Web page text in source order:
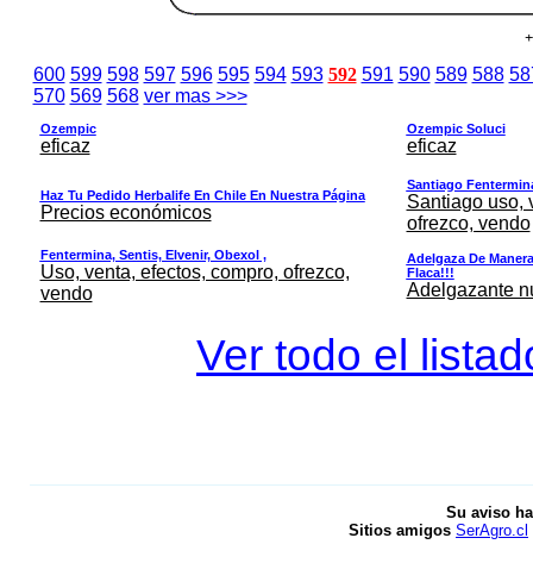
600 599 598 597 596 595 594 593 592 591 590 589 588
570 569 568 ver mas >>>
Ozempic
eficaz
Ozempic Soluci
eficaz
Haz Tu Pedido Herbalife En Chile En Nuestra Página
Precios económicos
Santiago
Santiago uso,
ofrezco, vendo
Fentermina, Sentis, Elvenir, Obexol ,
Uso, venta, efectos, compro, ofrezco,
vendo
Adelgaza De
Flaca!!!
Adelgazante
Ver todo el
Su aviso
Sitios amigos SerAgro.cl